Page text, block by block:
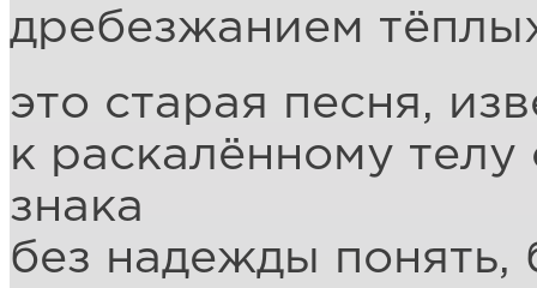
дребезжанием
это старая песня,
к раскалённому
знака
без надежды понять,